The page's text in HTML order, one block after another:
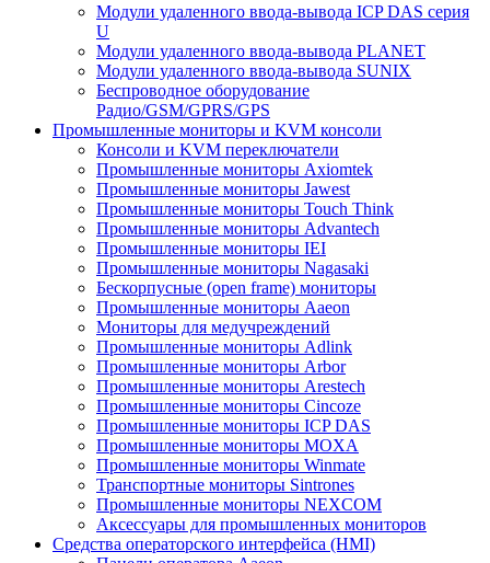
Модули удаленного ввода-вывода ICP DAS серия
U
Модули удаленного ввода-вывода PLANET
Модули удаленного ввода-вывода SUNIX
Беспроводное оборудование
Радио/GSM/GPRS/GPS
Промышленные мониторы и KVM консоли
Консоли и KVM переключатели
Промышленные мониторы Axiomtek
Промышленные мониторы Jawest
Промышленные мониторы Touch Think
Промышленные мониторы Advantech
Промышленные мониторы IEI
Промышленные мониторы Nagasaki
Бескорпусные (open frame) мониторы
Промышленные мониторы Aaeon
Мониторы для медучреждений
Промышленные мониторы Adlink
Промышленные мониторы Arbor
Промышленные мониторы Arestech
Промышленные мониторы Cincoze
Промышленные мониторы ICP DAS
Промышленные мониторы MOXA
Промышленные мониторы Winmate
Транспортные мониторы Sintrones
Промышленные мониторы NEXCOM
Аксессуары для промышленных мониторов
Средства операторского интерфейса (HMI)